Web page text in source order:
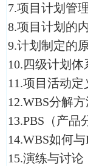
7.项目计划管
8.项目计划的
9.计划制定的
10.四级计划
11.项目活动
12.WBS分解
13.PBS（产品
14.WBS如何与
15.演练与讨